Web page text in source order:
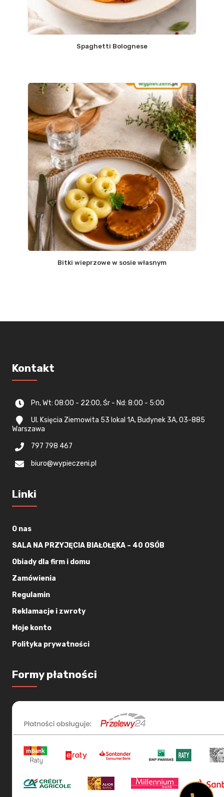
Spaghetti Bolognese
Bitki wieprzowe w sosie własnym
Kontakt
Pn, Wt: 08:00 - 22:00, Śr - Nd: 8:00 - 5:00
Ul. Księcia Ziemowita 53 lokal 1A, Budynek 3A, 03-885
Warszawa
797 798 467
biuro@wypieczeni.pl
Linki
O nas
SALA NA PRZYJĘCIA BIAŁOŁĘKA – 40 OSÓB
Obiady dla firm i domu
Zamówienia
Regulamin
Reklamacje i zwroty
Moje konto
Polityka prywatności
Formy płatności